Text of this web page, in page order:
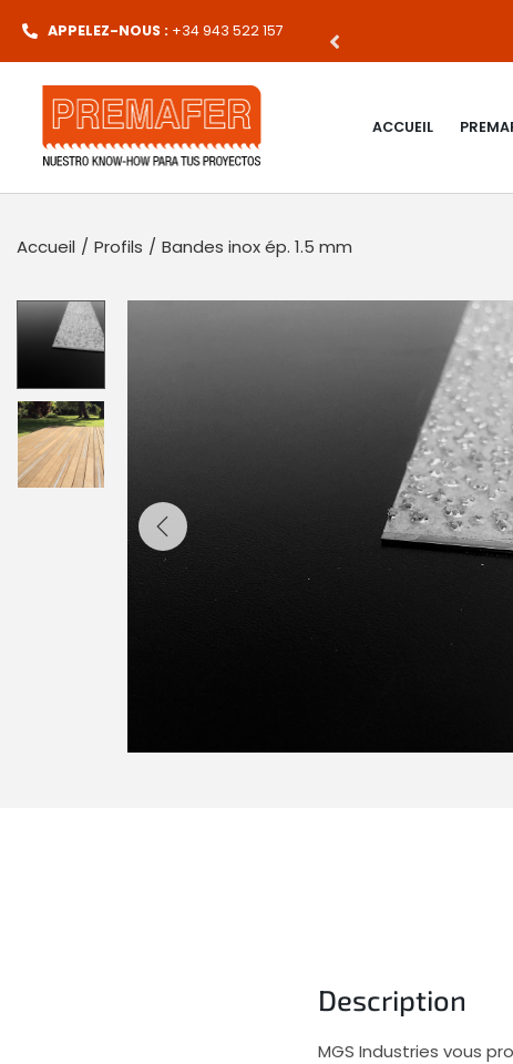
APPELEZ-NOUS : +34 943 522 157
COMMANDE
ACCUEIL
Accueil / Profils / Bandes inox ép. 1.5 mm
Description
MGS Industries vous